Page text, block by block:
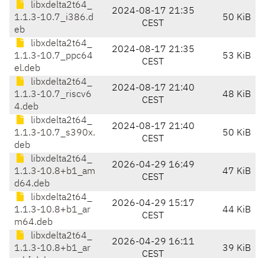
libxdelta2t64_
1.1.3-10.7_i386.d
eb
2024-08-17 21:35
CEST
50 KiB
libxdelta2t64_
1.1.3-10.7_ppc64
el.deb
2024-08-17 21:35
CEST
53 KiB
libxdelta2t64_
1.1.3-10.7_riscv6
4.deb
2024-08-17 21:40
CEST
48 KiB
libxdelta2t64_
1.1.3-10.7_s390x.
deb
2024-08-17 21:40
CEST
50 KiB
libxdelta2t64_
1.1.3-10.8+b1_am
d64.deb
2026-04-29 16:49
CEST
47 KiB
libxdelta2t64_
1.1.3-10.8+b1_ar
m64.deb
2026-04-29 15:17
CEST
44 KiB
libxdelta2t64_
1.1.3-10.8+b1_ar
2026-04-29 16:11
CEST
39 KiB